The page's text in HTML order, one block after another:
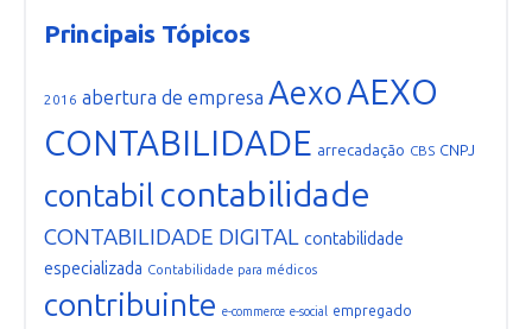
Principais Tópicos
2016 abertura de empresa AexoAEXO
CONTABILIDADE arrecadação CBS CNPJ
contabil contabilidade
CONTABILIDADE DIGITAL contabilidade
especializada Contabilidade para médicos
contribuinte e-commerce e-social empregado